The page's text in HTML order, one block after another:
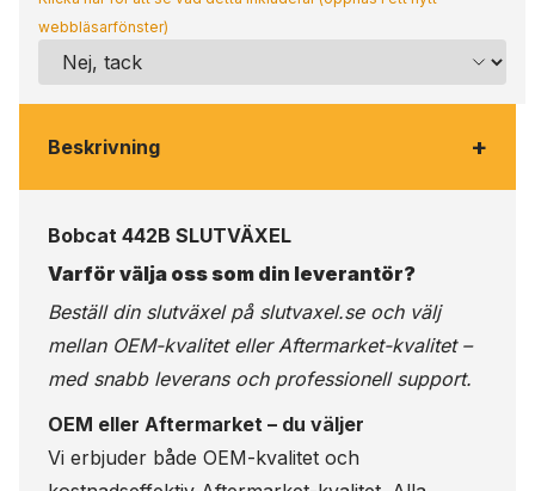
webbläsarfönster)
Beskrivning +
Bobcat 442B SLUTVÄXEL
Varför välja oss som din leverantör?
Beställ din slutväxel på slutvaxel.seoch välj
mellan OEM-kvalitet eller Aftermarket-kvalitet –
med snabb leverans och professionell support.
OEM eller Aftermarket – du väljer
Vi erbjuder både OEM-kvalitet och